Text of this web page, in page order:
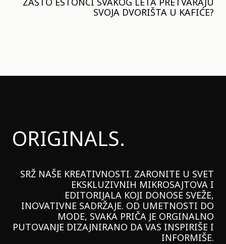
SVOJA DVORIŠTA U KAFIĆE?
ORIGINALS.
SRŽ NAŠE KREATIVNOSTI. ZARONITE U SVET
EKSKLUZIVNIH MIKROSAJTOVA I
EDITORIJALA KOJI DONOSE SVEŽE,
INOVATIVNE SADRŽAJE. OD UMETNOSTI DO
MODE, SVAKA PRIČA JE ORGINALNO
PUTOVANJE DIZAJNIRANO DA VAS INSPIRIŠE I
INFORMIŠE.